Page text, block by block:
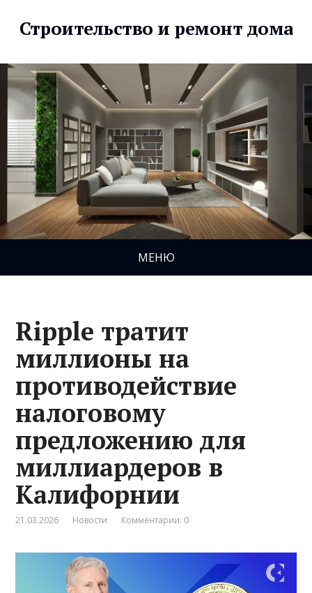
Строительство и ремонт дома
МЕНЮ
Ripple тратит
миллионы на
противодействие
налоговому
предложению для
миллиардеров в
Калифорнии
21.03.2026 Новости Комментарии: 0